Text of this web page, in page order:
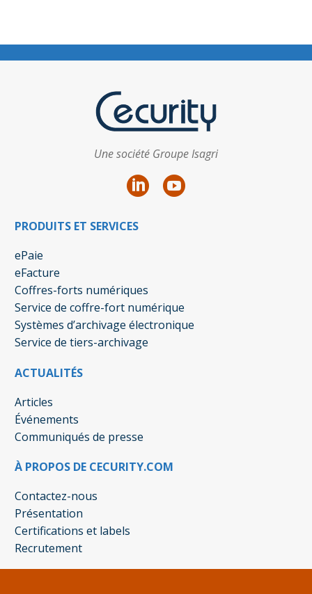
Une société Groupe Isagri
PRODUITS ET SERVICES
ePaie
eFacture
Coffres-forts numériques
Service de coffre-fort numérique
Systèmes d’archivage électronique
Service de tiers-archivage
ACTUALITÉS
Articles
Événements
Communiqués de presse
À PROPOS DE CECURITY.COM
Contactez-nous
Présentation
Certifications et labels
Recrutement